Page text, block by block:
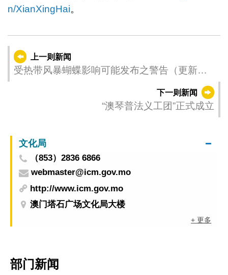
n/XianXingHai。
上一则新闻
受热带风暴蝴蝶影响可能发布之警告（更新时
下一则新闻
“澳琴普法义工团”正式成立
文化局
（853）2836 6866
webmaster@icm.gov.mo
http://www.icm.gov.mo
澳门塔石广场文化局大楼
+ 更多
部门新闻